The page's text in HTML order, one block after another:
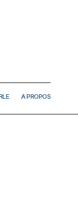
A PROPOS